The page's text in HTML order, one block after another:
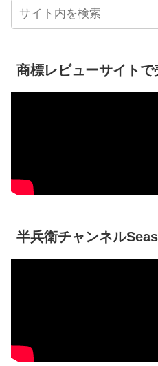
商標レビューサイト
半兵衛チャンネル